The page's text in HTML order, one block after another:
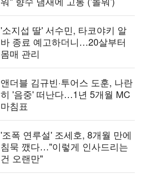
'소지섭 딸' 서수민, 타코야키 알
바 종료 예고하더니…20살부터
몸매 관리
앤더블 김규빈·투어스 도훈, 나란
히 '음중' 떠난다…1년 5개월 MC
마침표
'조폭 연루설' 조세호, 8개월 만에
침묵 깼다…"이렇게 인사드리는
건 오랜만"